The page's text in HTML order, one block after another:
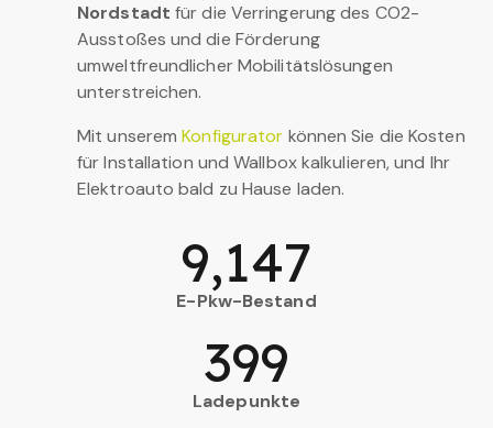
Nordstadt für die Verringerung des CO2-
Ausstoßes und die Förderung
umweltfreundlicher Mobilitätslösungen
unterstreichen.
Mit unseremKonfigurator können Sie die Kosten
für Installation und Wallbox kalkulieren, und Ihr
Elektroauto bald zu Hause laden.
E-Pkw-Bestand
9,147
Ladepunkte
399